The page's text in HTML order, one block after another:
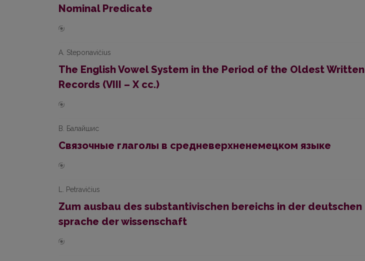
Nominal Predicate
A. Steponavičius
The English Vowel System in the Period of the Oldest Written
Records (VIII – X cc.)
В. Балайшис
Связочные глаголы в средневерхненемецком языке
L. Petravičius
Zum ausbau des substantivischen bereichs in der deutschen
sprache der wissenschaft